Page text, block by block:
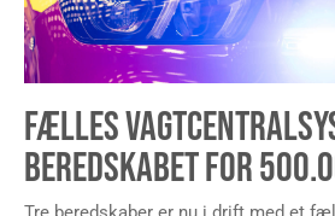
FÆLLES
BEREDSKABET FOR